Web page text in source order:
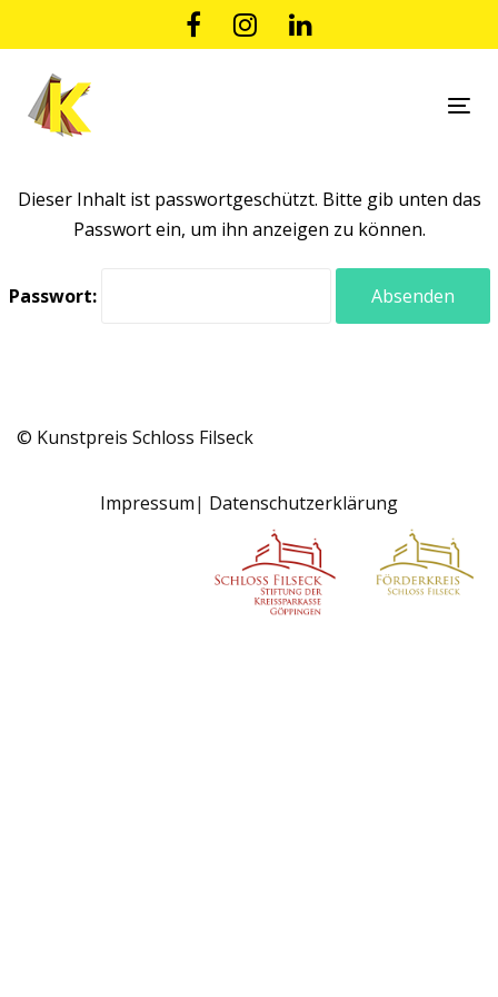
überspringen
primären
Navigation
springen
springen
Dieser Inhalt ist passwortgeschützt. Bitte gib unten das
Passwort ein, um ihn anzeigen zu können.
Passwort:
© Kunstpreis Schloss Filseck
Impressum Datenschutzerklärung